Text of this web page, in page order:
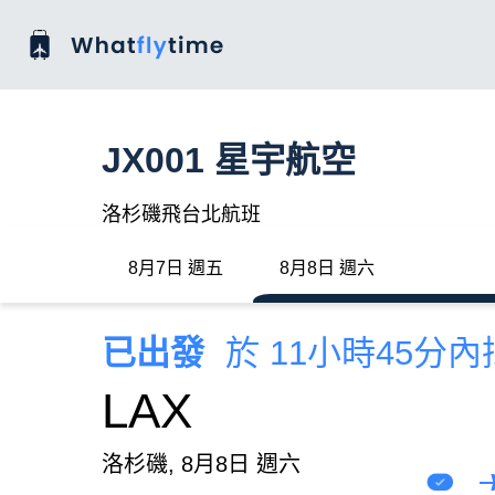
JX001 星宇航空
洛杉磯飛台北航班
8月7日 週五 8月8日 週六
已出發 於 11小時45分內
LAX
洛杉磯, 8月8日 週六